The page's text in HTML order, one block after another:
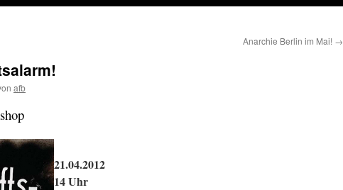
Anarchie Berlin im Mai! →
afb
21.04.2012
14 Uhr